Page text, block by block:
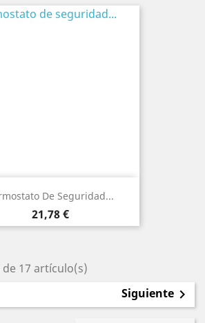
De Seguridad...
Precio
21,78 €
17 artículo(s)
Siguiente 